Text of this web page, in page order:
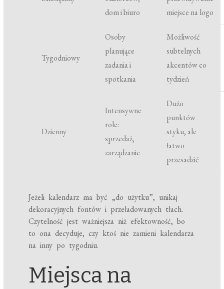
dom i biuro
miejsce na logo
Tygodniowy
Osoby
planujące
zadania i
spotkania
Możliwość
subtelnych
akcentów co
tydzień
Dzienny
Intensywne
role:
sprzedaż,
zarządzanie
Dużo
punktów
styku, ale
łatwo
przesadzić
Jeżeli kalendarz ma być „do użytku”, unikaj
dekoracyjnych fontów i przeładowanych tłach.
Czytelność jest ważniejsza niż efektowność, bo
to ona decyduje, czy ktoś nie zamieni kalendarza
na inny po tygodniu.
Miejsca na